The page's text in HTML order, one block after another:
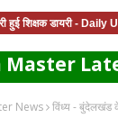
शिक्षक डायरी - Daily
Master
News विंध्य - बुंदेलखंड